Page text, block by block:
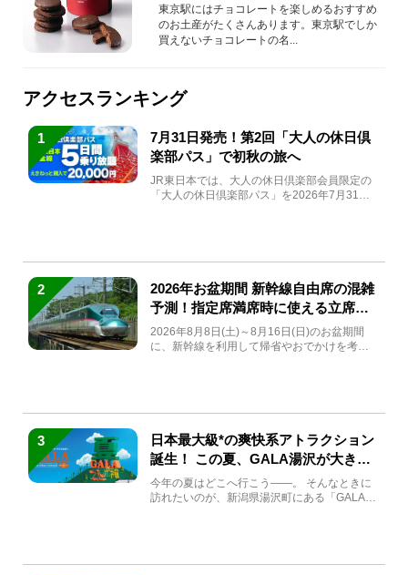
ったりの人気チョコレートをご紹介！
（2024年最新）
東京駅にはチョコレートを楽しめるおすすめ
のお土産がたくさんあります。東京駅でしか
買えないチョコレートの名...
アクセスランキング
1
7月31日発売！第2回「大人の休日倶
楽部パス」で初秋の旅へ
JR東日本では、大人の休日倶楽部会員限定の
「大人の休日倶楽部パス」を2026年7月31日
2
2026年お盆期間 新幹線自由席の混雑
予測！指定席満席時に使える立席特
急券も解説
2026年8月8日(土)～8月16日(日)のお盆期間
に、新幹線を利用して帰省やおでかけを考え
3
日本最大級*の爽快系アトラクション
誕生！ この夏、GALA湯沢が大きく
生まれ変わる
今年の夏はどこへ行こう――。 そんなときに
訪れたいのが、新潟県湯沢町にある「GALA湯